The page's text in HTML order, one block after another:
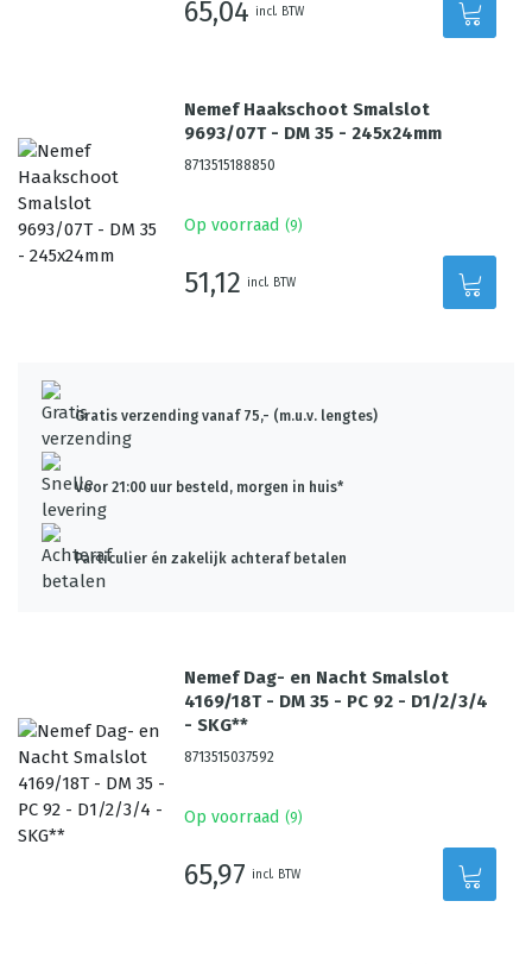
65,04 incl. BTW
Nemef Haakschoot Smalslot
9693/07T - DM 35 - 245x24mm
8713515188850
Op voorraad (9)
51,12 incl. BTW
Gratis verzending vanaf 75,- (m.u.v. lengtes)
Voor 21:00 uur besteld, morgen in huis*
Particulier én zakelijk achteraf betalen
Nemef Dag- en Nacht Smalslot
4169/18T - DM 35 - PC 92 - D1/2/3/4
- SKG**
8713515037592
Op voorraad (9)
65,97 incl. BTW